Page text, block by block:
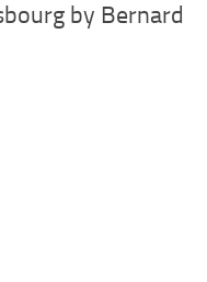
by Bernard